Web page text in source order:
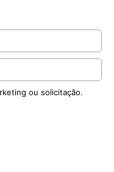
ou solicitação.